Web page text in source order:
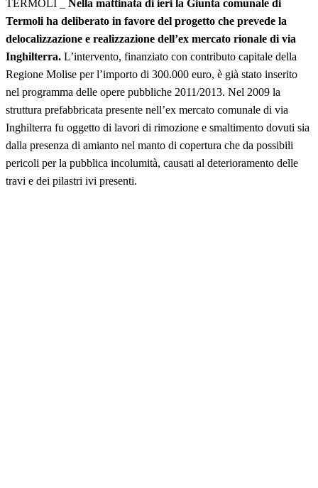
TERMOLI _
Nella mattinata di ieri la Giunta comunale di
Termoli ha deliberato in favore del progetto che prevede la
delocalizzazione e realizzazione dell’ex mercato rionale di via
Inghilterra. L’intervento, finanziato con contributo capitale della
Regione Molise per l’importo di 300.000 euro, è già stato inserito
nel programma delle opere pubbliche 2011/2013. Nel 2009 la
struttura prefabbricata presente nell’ex mercato comunale di via
Inghilterra fu oggetto di lavori di rimozione e smaltimento dovuti sia
dalla presenza di amianto nel manto di copertura che da possibili
pericoli per la pubblica incolumità, causati al deterioramento delle
travi e dei pilastri ivi presenti.